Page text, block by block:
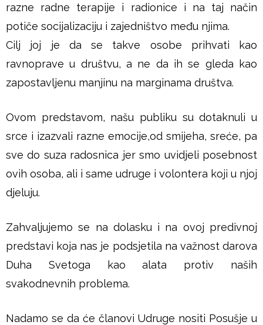
razne radne terapije i radionice i na taj način
potiče socijalizaciju i zajedništvo među njima.
Cilj joj je da se takve osobe prihvati kao
ravnoprave u društvu, a ne da ih se gleda kao
zapostavljenu manjinu na marginama društva.
Ovom predstavom, našu publiku su dotaknuli u
srce i izazvali razne emocije,od smijeha, sreće, pa
sve do suza radosnica jer smo uvidjeli posebnost
ovih osoba, ali i same udruge i volontera koji u njoj
djeluju.
Zahvaljujemo se na dolasku i na ovoj predivnoj
predstavi koja nas je podsjetila na važnost darova
Duha Svetoga kao alata protiv naših
svakodnevnih problema.
Nadamo se da će članovi Udruge nositi Posušje u